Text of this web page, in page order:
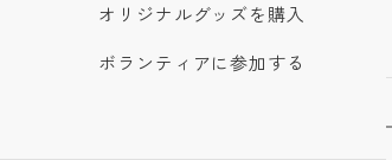
オリジナルグッズを購入
ボランティアに参加する